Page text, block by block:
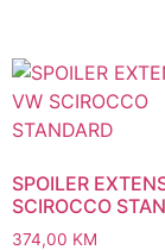
SPOILER
SCIROCCO
374,00 KM